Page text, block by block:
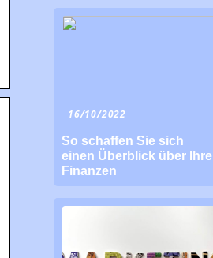
16/10/2022
So schaffen Sie sich
einen Überblick über Ihre
Finanzen